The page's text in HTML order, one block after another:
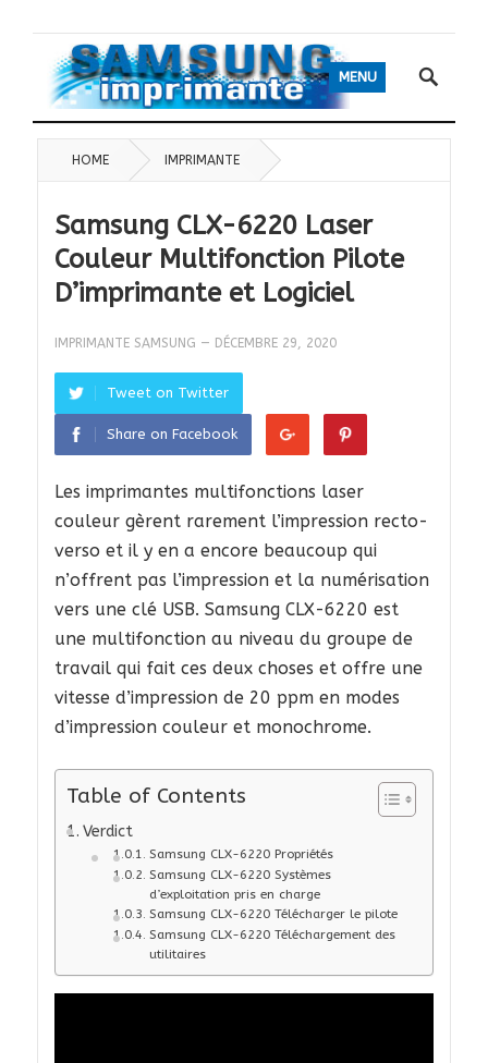
MENU
HOME IMPRIMANTE
Samsung CLX-6220 Laser
Couleur Multifonction Pilote
D’imprimante et Logiciel
IMPRIMANTE SAMSUNG — DÉCEMBRE 29, 2020
Tweet on Twitter
Share on Facebook
Les imprimantes multifonctions laser
couleur gèrent rarement l’impression recto-
verso et il y en a encore beaucoup qui
n’offrent pas l’impression et la numérisation
vers une clé USB. Samsung CLX-6220 est
une multifonction au niveau du groupe de
travail qui fait ces deux choses et offre une
vitesse d’impression de 20 ppm en modes
d’impression couleur et monochrome.
Table of Contents
Verdict
Samsung CLX-6220 Propriétés
Samsung CLX-6220 Systèmes
d’exploitation pris en charge
Samsung CLX-6220 Télécharger le pilote
Samsung CLX-6220 Téléchargement des
utilitaires